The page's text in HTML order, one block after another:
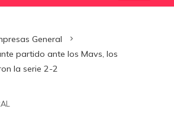
General
partido ante los Mavs, los
la serie 2-2